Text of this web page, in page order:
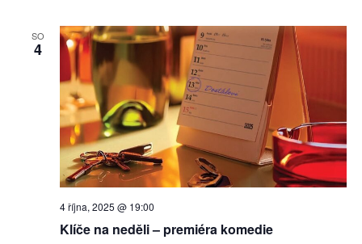
SO
4
Klíče na neděli – premiéra komedie
4 října, 2025 @ 19:00